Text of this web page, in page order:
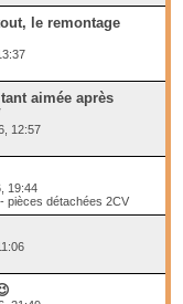
le remontage
aimée après
12:57
19:44
pièces détachées 2CV